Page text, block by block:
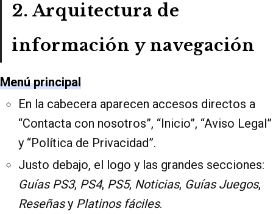
2. Arquitectura de
información y navegación
Menú principal
En la cabecera aparecen accesos directos a
“Contacta con nosotros”, “Inicio”, “Aviso Legal”
y “Política de Privacidad”.
Justo debajo, el logo y las grandes secciones:
Guías PS3, PS4, PS5, Noticias, Guías Juegos,
Reseñasy Platinos fáciles.